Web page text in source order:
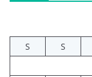
S
S